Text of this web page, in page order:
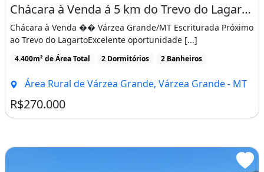
Chácara à Venda á 5 km do Trevo do Lagarto em Várzea Grande
Chácara à Venda �� Várzea Grande/MT Escriturada Próximo
ao Trevo do LagartoExcelente oportunidade [...]
4.400m² de Área Total 2 Dormitórios 2 Banheiros
Área Rural de Várzea Grande, Várzea Grande - MT
R$270.000